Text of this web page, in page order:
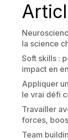
la science
Soft skills :
impact en
Appliquer
le vrai défi
Travailler
forces,
Team